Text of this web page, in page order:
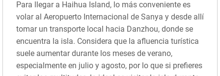
Para llegar a Haihua Island, lo más conveniente es
volar al Aeropuerto Internacional de Sanya y desde allí
tomar un transporte local hacia Danzhou, donde se
encuentra la isla. Considera que la afluencia turística
suele aumentar durante los meses de verano,
especialmente en julio y agosto, por lo que si prefieres